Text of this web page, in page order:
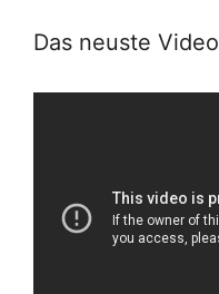
Das neuste Video